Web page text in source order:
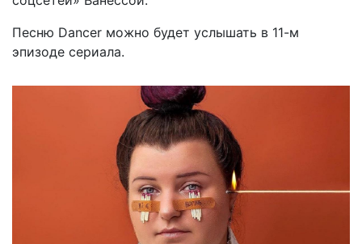
Песню Dancer можно будет услышать в 11-м
эпизоде сериала.